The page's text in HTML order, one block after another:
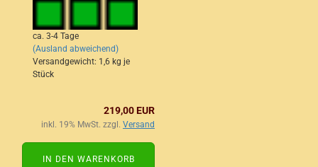
ca. 3-4 Tage
(Ausland abweichend)
Versandgewicht: 1,6 kg je
Stück
219,00 EUR
inkl. 19% MwSt. zzgl. Versand
IN DEN WARENKORB